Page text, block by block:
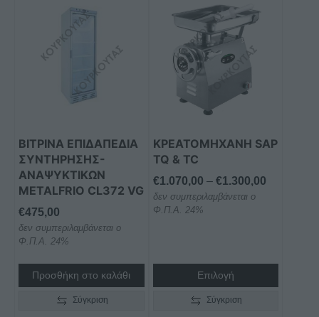
ΒΙΤΡΙΝΑ ΕΠΙΔΑΠΕΔΙΑ
ΣΥΝΤΗΡΗΣΗΣ-
ΑΝΑΨΥΚΤΙΚΩΝ
METALFRIO CL372 VG
€475,00
δεν συμπεριλαμβάνεται ο
Φ.Π.Α. 24%
Προσθήκη στο καλάθι
Σύγκριση
ΚΡΕΑΤΟΜΗΧΑΝΗ SAP
TQ & TC
€1.070,00 – €1.300,00Price
δεν συμπεριλαμβάνεται ο
Φ.Π.Α. 24%
Επιλογή
πολλαπλές
μπορούν
να
στη
σελίδα
Σύγκριση